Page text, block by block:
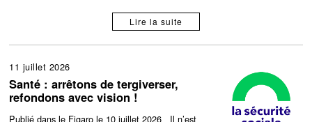
Lire la suite
11 juillet 2026
Santé : arrêtons de tergiverser,
refondons avec vision !
Publié dans le Figaro le 10 juillet 2026 Il n’est